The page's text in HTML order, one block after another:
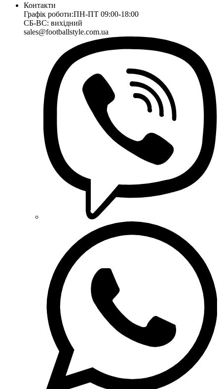
Контакти
Графік роботи:ПН-ПТ 09:00-18:00
СБ-ВС: вихідний
sales@footballstyle.com.ua